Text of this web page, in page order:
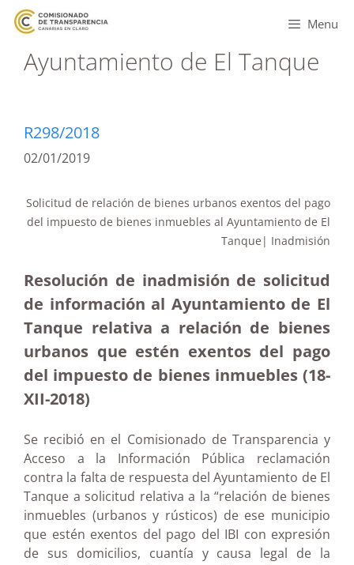
Menu
Ayuntamiento de El Tanque
R298/2018
02/01/2019
Solicitud de relación de bienes urbanos exentos del pago
del impuesto de bienes inmuebles al Ayuntamiento de El
Tanque| Inadmisión
Resolución de inadmisión de solicitud
de información al Ayuntamiento de El
Tanque relativa a relación de bienes
urbanos que estén exentos del pago
del impuesto de bienes inmuebles (18-
XII-2018)
Se recibió en el Comisionado de Transparencia y
Acceso a la Información Pública reclamación
contra la falta de respuesta del Ayuntamiento de El
Tanque a solicitud relativa a la “relación de bienes
inmuebles (urbanos y rústicos) de ese municipio
que estén exentos del pago del IBI con expresión
de sus domicilios, cuantía y causa legal de la